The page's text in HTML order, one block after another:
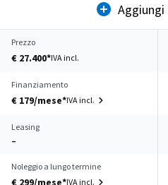
Aggiungi
Prezzo
€ 27.400*IVA incl.
Finanziamento
€ 179/mese*IVA incl.
Leasing
–
Noleggio a lungo termine
€ 299/mese*IVA incl.